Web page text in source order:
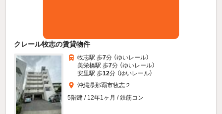
クレール牧志の賃貸物件
牧志駅 歩7分 （ゆいレール）
美栄橋駅 歩7分 （ゆいレール）
安里駅 歩12分 （ゆいレール）
沖縄県那覇市牧志２
5階建 / 12年1ヶ月 / 鉄筋コン